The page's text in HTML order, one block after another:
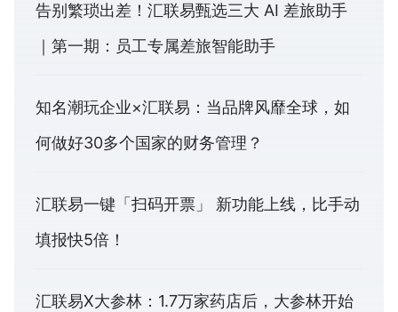
告别繁琐出差！汇联易甄选三大 AI 差旅助手
｜第一期：员工专属差旅智能助手
知名潮玩企业×汇联易：当品牌风靡全球，如
何做好30多个国家的财务管理？
汇联易一键「扫码开票」 新功能上线，比手动
填报快5倍！
汇联易X大参林：1.7万家药店后，大参林开始